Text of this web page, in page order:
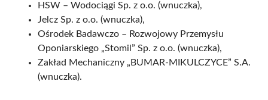
HSW – Wodociągi Sp. z o.o. (wnuczka),
Jelcz Sp. z o.o. (wnuczka),
Ośrodek Badawczo – Rozwojowy Przemysłu
Oponiarskiego „Stomil” Sp. z o.o. (wnuczka),
Zakład Mechaniczny „BUMAR-MIKULCZYCE” S.A.
(wnuczka).